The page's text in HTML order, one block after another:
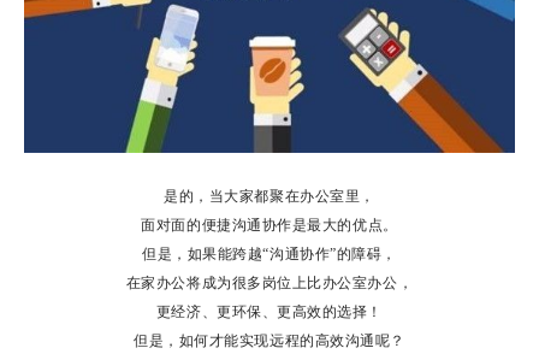
是的，当大家都聚在办公室里，
面对面的便捷沟通协作是最大的优点。
但是，如果能跨越“沟通协作”的障碍，
在家办公将成为很多岗位上比办公室办公，
更经济、更环保、更高效的选择！
但是，如何才能实现远程的高效沟通呢？